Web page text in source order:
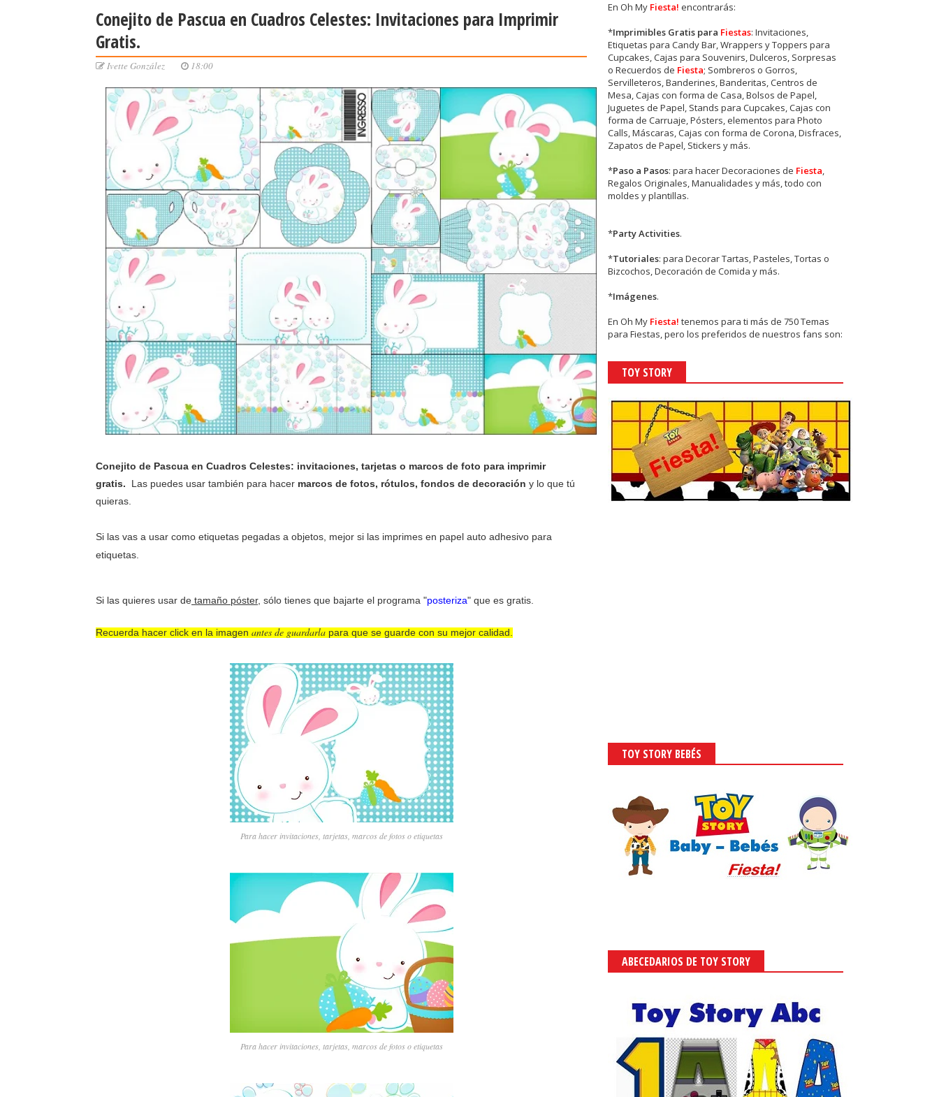
Conejito de Pascua en Cuadros Celestes: Invitaciones para Imprimir
Gratis.
Ivette González 18:00
Conejito de Pascua en Cuadros Celestes: invitaciones, tarjetas o marcos de foto para imprimir
gratis.
L as puedes usar también para hacer marcos de fotos, rótulos, fondos de decoración y lo que tú
quieras.
Si las vas a usar como etiquetas pegadas a objetos, mejor si las imprimes en papel auto adhesivo para
etiquetas.
Si las quieres usar de tamaño póster, sólo tienes que bajarte el programa "posteriza" que es gratis.
Recuerda hacer click en la imagen antes de guardarla para que se guarde con su mejor calidad.
Para hacer invitaciones, tarjetas, marcos de fotos o etiquetas
Para hacer invitaciones, tarjetas, marcos de fotos o etiquetas
En Oh My Fiesta!encontrarás:
*Imprimibles Gratis para Fiestas: Invitaciones,
Etiquetas para Candy Bar, Wrappers y Toppers para
Cupcakes, Cajas para Souvenirs, Dulceros, Sorpresas
o Recuerdos de Fiesta; Sombreros o Gorros,
Servilleteros, Banderines, Banderitas, Centros de
Mesa, Cajas con forma de Casa, Bolsos de Papel,
Juguetes de Papel, Stands para Cupcakes, Cajas con
forma de Carruaje, Pósters, elementos para Photo
Calls, Máscaras, Cajas con forma de Corona, Disfraces,
Zapatos de Papel, Stickers y más.
*Paso a Pasos: para hacer Decoraciones de Fiesta,
Regalos Originales, Manualidades y más, todo con
moldes y plantillas.
*Party Activities.
*Tutoriales: para Decorar Tartas, Pasteles, Tortas o
Bizcochos, Decoración de Comida y más.
*Imágenes.
EnOh My Fiesta! tenemos para ti más de 750 Temas
para Fiestas, pero los preferidos de nuestros fans son:
TOY STORY
TOY STORY BEBÉS
ABECEDARIOS DE TOY STORY